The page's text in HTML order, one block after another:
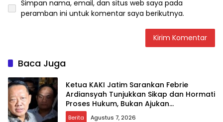
Simpan nama, email, dan situs web saya pada
peramban ini untuk komentar saya berikutnya.
Baca Juga
Ketua KAKI Jatim Sarankan Febrie
Ardiansyah Tunjukkan Sikap dan Hormati
Proses Hukum, Bukan Ajukan
Praperadilan
Berita Agustus 7, 2026